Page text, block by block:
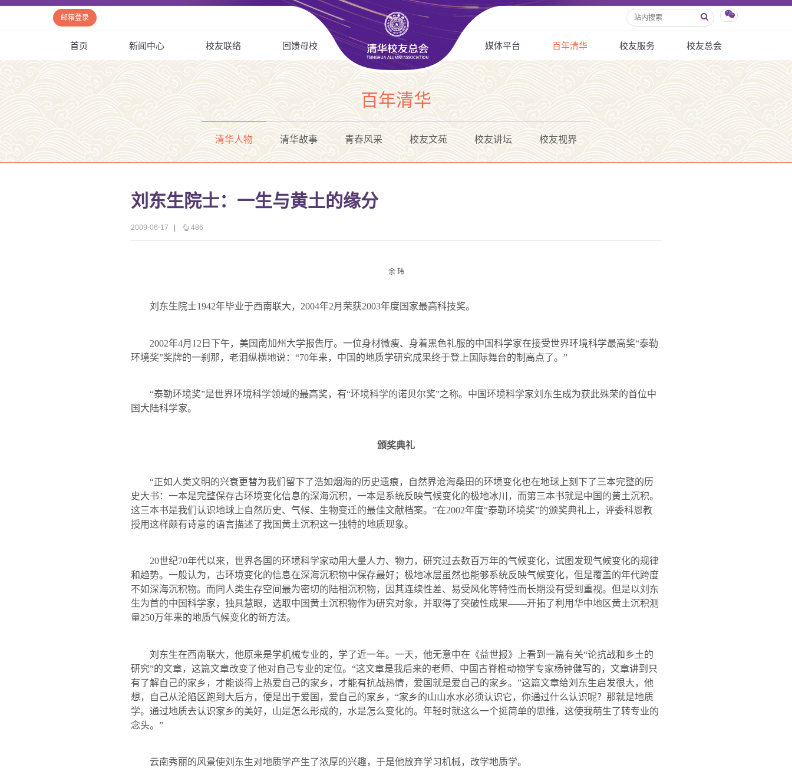
邮箱登录
首页 新闻中心 校友联络 回馈母校 媒体平台 百年清华 校友服务 校友总会
百年清华
清华人物 清华故事 青春风采 校友文苑 校友讲坛 校友视界
刘东生院士：一生与黄土的缘分
2009-06-17 486
余 玮
刘东生院士1942年毕业于西南联大， 2004年2月荣获2003年度国家最高科技奖。
2002年4月 12 日下午，美国南加州大学报告厅。一位身材微瘦、身着黑色礼服的中国科学家在接受世界环境科学最高奖“泰勒
环境奖”奖牌的一刹那，老泪纵横地说：“70年来，中国的地质学研究成果终于登上国际舞台的制高点了。”
“泰勒环境奖”是世界环境科学领域的最高奖，有“环境科学的诺贝尔奖”之称。中国环境科学家刘东生成为获此殊荣的首位中
国大陆科学家。
颁奖典礼
“正如人类文明的兴衰更替为我们留下了浩如烟海的历史遗痕，自然界沧海桑田的环境变化也在地球上刻下了三本完整的历
史大书：一本是完整保存古环境变化信息的深海沉积，一本是系统反映气候变化的极地冰川，而第三本书就是中国的黄土沉积。
这三本书是我们认识地球上自然历史、气候、生物变迁的最佳文献档案。”在2002年度“泰勒环境奖”的颁奖典礼上，评委科恩教
授用这样颇有诗意的语言描述了我国黄土沉积这一独特的地质现象。
20世纪70年代以来，世界各国的环境科学家动用大量人力、物力，研究过去数百万年的气候变化，试图发现气候变化的规律
和趋势。一般认为，古环境变化的信息在深海沉积物中保存最好；极地冰层虽然也能够系统反映气候变化，但是覆盖的年代跨度
不如深海沉积物。而同人类生存空间最为密切的陆相沉积物，因其连续性差、易受风化等特性而长期没有受到重视。但是以刘东
生为首的中国科学家，独具慧眼，选取中国黄土沉积物作为研究对象，并取得了突破性成果——开拓了利用华中地区黄土沉积测
量250万年来的地质气候变化的新方法。
刘东生在西南联大，他原来是学机械专业的，学了近一年。一天，他无意中在《益世报》上看到一篇有关“论抗战和乡土的
研究”的文章，这篇文章改变了他对自己专业的定位。“这文章是我后来的老师、中国古脊椎动物学专家杨钟健写的，文章讲到只
有了解自己的家乡，才能谈得上热爱自己的家乡，才能有抗战热情，爱国就是爱自己的家乡。”这篇文章给刘东生启发很大，他
想，自己从沦陷区跑到大后方，便是出于爱国，爱自己的家乡，“家乡的山山水水必须认识它，你通过什么认识呢？那就是地质
学。通过地质去认识家乡的美好，山是怎么形成的，水是怎么变化的。年轻时就这么一个挺简单的思维，这使我萌生了转专业的
念头。”
云南秀丽的风景使刘东生对地质学产生了浓厚的兴趣，于是他放弃学习机械，改学地质学。